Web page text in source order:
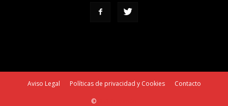
Aviso Legal Políticas de privacidad y Cookies Contacto
©